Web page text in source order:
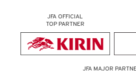
JFA OFFICIAL
TOP PARTNER
JFA MAJOR